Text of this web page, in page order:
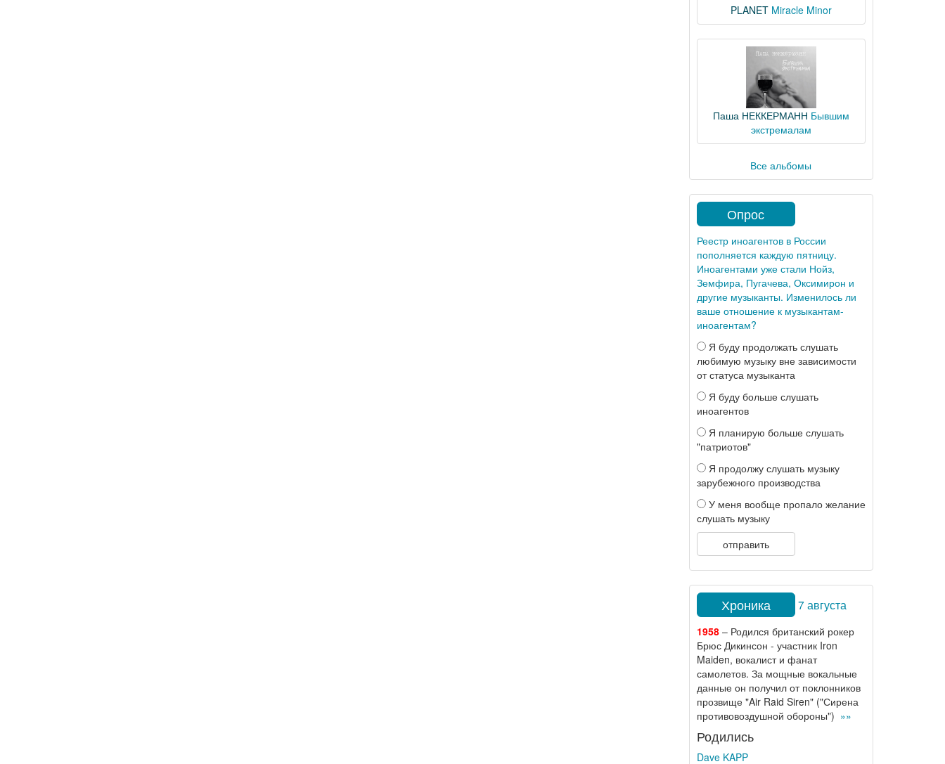
PLANET Miracle Minor
Паша НЕККЕРМАНН Бывшим
экстремалам
Все альбомы
Опрос
Реестр иноагентов в России
пополняется каждую пятницу.
Иноагентами уже стали Нойз,
Земфира, Пугачева, Оксимирон и
другие музыканты. Изменилось ли
ваше отношение к музыкантам-
иноагентам?
Я буду продолжать слушать
любимую музыку вне зависимости
от статуса музыканта
Я буду больше слушать
иноагентов
Я планирую больше слушать
"патриотов"
Я продолжу слушать музыку
зарубежного производства
У меня вообще пропало желание
слушать музыку
отправить
Хроника 7 августа
1958– Родился британский рокер
Брюс Дикинсон - участник Iron
Maiden, вокалист и фанат
самолетов. За мощные вокальные
данные он получил от поклонников
прозвище "Air Raid Siren" ("Сирена
противовоздушной обороны") »»
Родились
Dave KAPP